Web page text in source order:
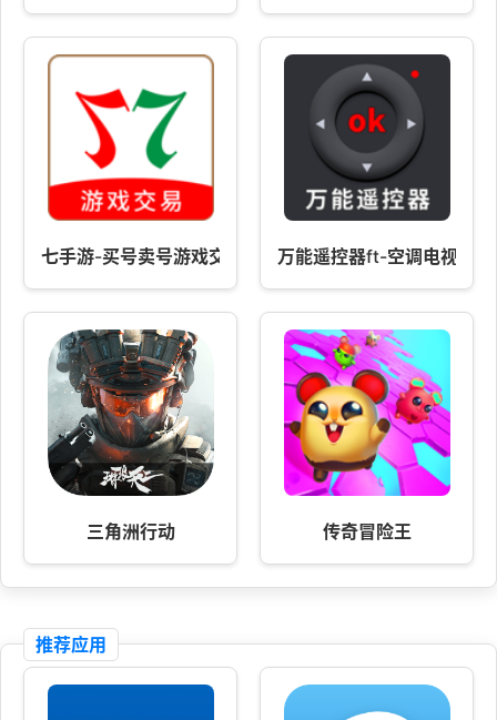
七手游-买号卖号游戏交易 万能遥控器ft-空调电视遥控
三角洲行动 传奇冒险王
推荐应用